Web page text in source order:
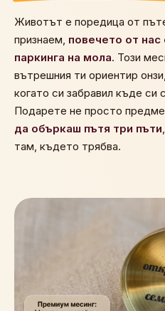
Животът е поредица от
признаем, повечето от нас
паркинга на мола. Този
вътрешния ти ориентир
когато си забравил къде си
Подарете не просто
да объркаш пътя три пъти
там, където трябва.